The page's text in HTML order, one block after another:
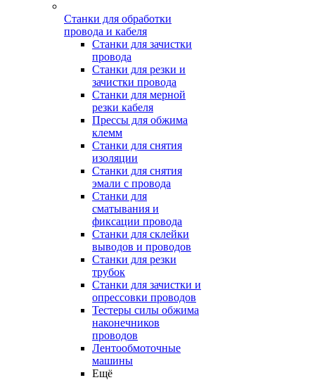
Станки для обработки
провода и кабеля
Станки для зачистки
провода
Станки для резки и
зачистки провода
Станки для мерной
резки кабеля
Прессы для обжима
клемм
Станки для снятия
изоляции
Станки для снятия
эмали с провода
Станки для
сматывания и
фиксации провода
Станки для склейки
выводов и проводов
Станки для резки
трубок
Станки для зачистки и
опрессовки проводов
Тестеры силы обжима
наконечников
проводов
Лентообмоточные
машины
Ещё